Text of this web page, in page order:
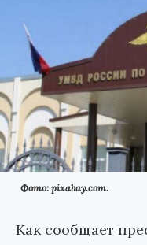
Фото: pixabay.com.
Как сообщает